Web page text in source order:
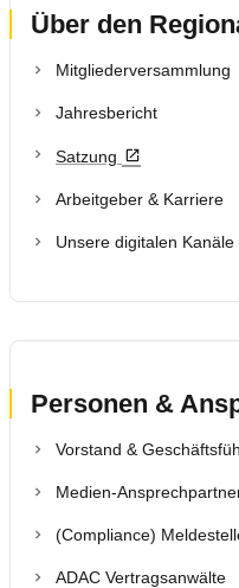
Sicherheit
Motorsport &
Über den
Mitgliederversammlung
Jahresbericht
Satzung
Arbeitgeber & Karriere
Unsere digitalen Kanäle
Personen &
Vorstand &
Medien-
(Compliance)
ADAC Vertragsanwälte